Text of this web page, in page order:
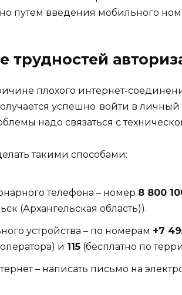
путем введения мобильного
трудностей
плохого интернет-
успешно войти в личный
надо связаться с
такими способами:
телефона – номер 8 800
(Архангельская область)).
устройства – по номерам +7
и 115 (бесплатно по
– написать письмо на